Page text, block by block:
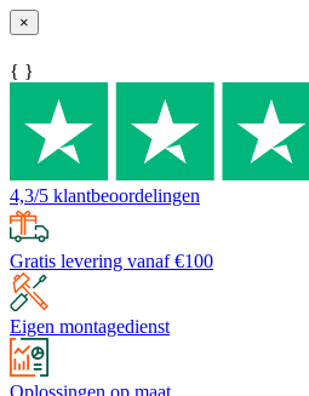
×
{ }
4,3/5 klantbeoordelingen
Gratis levering vanaf €100
Eigen montagedienst